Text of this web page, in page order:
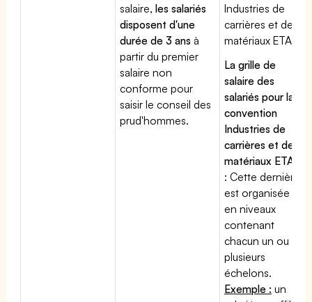
salaire,les salariés
disposent d'une
durée de 3 ans à
partir du premier
salaire non
conforme pour
saisir le conseil des
prud'hommes.
Industries de
carrières et de
matériaux ETAM
La grille de
salaire des
salariés pour la
convention
Industries de
carrières et de
matériaux ETAM
: Cette dernière
est organisée
en niveaux
contenant
chacun un ou
plusieurs
échelons.
Exemple : un